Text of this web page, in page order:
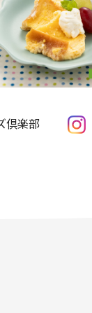
倶楽部